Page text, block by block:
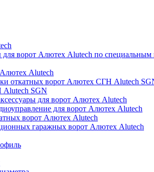
для ворот Алютех Alutech по специальным
Alutech
откатных ворот Алютех СГН Alutech
SGN
для ворот Алютех Alutech
для ворот Алютех Alutech
ворот Алютех Alutech
гаражных ворот Алютех Alutech